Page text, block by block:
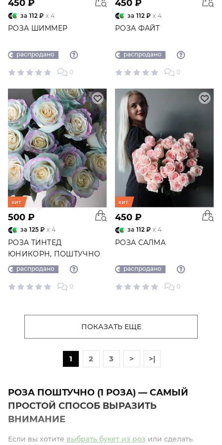
450 ₽
за 112 ₽ x 4
РОЗА ШИММЕР
распродано
0
450 ₽
за 112 ₽ x 4
РОЗА ФАЙТ
распродано
0
хит
500 ₽
за 125 ₽ x 4
РОЗА ТИНТЕД
ЮНИКОРН, ПОШТУЧНО
распродано
0
хит
450 ₽
за 112 ₽ x 4
РОЗА САЛМА
распродано
0
ПОКАЗАТЬ ЕЩЕ
1 2 3 > >|
РОЗА ПОШТУЧНО (1 РОЗА) — САМЫЙ
ПРОСТОЙ СПОСОБ ВЫРАЗИТЬ
ВНИМАНИЕ
Если вы хотите выбрать букет из роз или сделать